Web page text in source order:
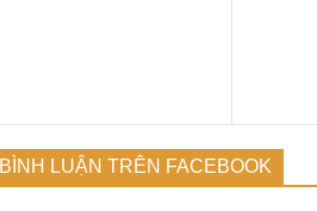
BÌNH LUẬN TRÊN FACEBOOK